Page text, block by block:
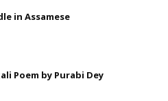
in Assamese
Poem by Purabi Dey